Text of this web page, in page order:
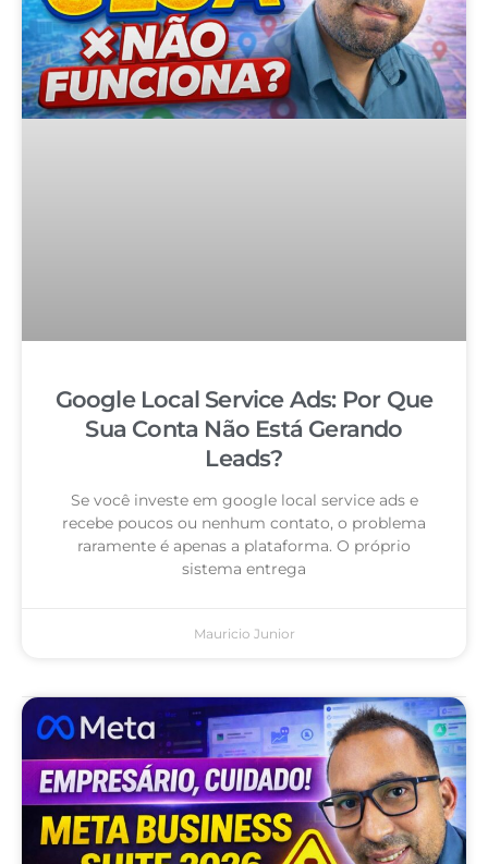
Google Local Service Ads: Por Que
Sua Conta Não Está Gerando
Leads?
Se você investe em google local service ads e
recebe poucos ou nenhum contato, o problema
raramente é apenas a plataforma. O próprio
sistema entrega
Mauricio Junior